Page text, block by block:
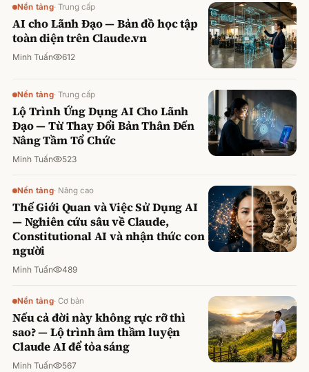
Nền tảng· Trung cấp
AI cho Lãnh Đạo — Bản đồ học tập
toàn diện trên Claude.vn
Minh Tuấn 612
Nền tảng· Trung cấp
Lộ Trình Ứng Dụng AI Cho Lãnh
Đạo — Từ Thay Đổi Bản Thân Đến
Nâng Tầm Tổ Chức
Minh Tuấn 523
Nền tảng· Nâng cao
Thế Giới Quan và Việc Sử Dụng AI
— Nghiên cứu sâu về Claude,
Constitutional AI và nhận thức con
người
Minh Tuấn 489
Nền tảng· Cơ bản
Nếu cả đời này không rực rỡ thì
sao? — Lộ trình âm thầm luyện
Claude AI để tỏa sáng
Minh Tuấn 567